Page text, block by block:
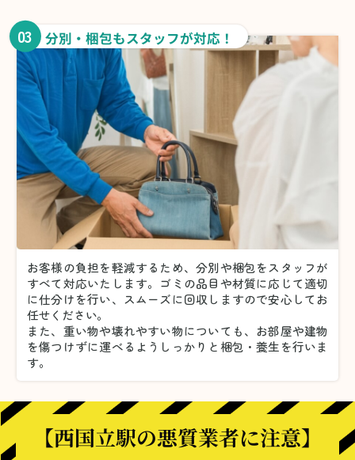
03 分別・梱包もスタッフが対応！
お客様の負担を軽減するため、分別や梱包をスタッフが
すべて対応いたします。 ゴミの品目や材質に応じて適切
に仕分けを行い、スムーズに回収しますので安心してお
任せください。
また、重い物や壊れやすい物についても、お部屋や建物
を傷つけずに運べるようしっかりと梱包・養生を行いま
す。
【西国立駅の悪質業者に注意】